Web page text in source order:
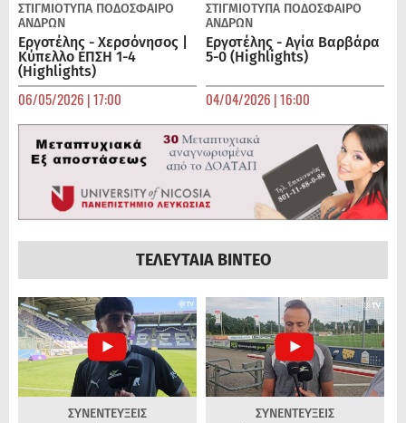
ΣΤΙΓΜΙΟΤΥΠΑ ΠΟΔΌΣΦΑΙΡΟ
ΑΝΔΡΏΝ
Εργοτέλης - Χερσόνησος |
Κύπελλο ΕΠΣΗ 1-4
(Highlights)
06/05/2026 | 17:00
ΣΤΙΓΜΙΟΤΥΠΑ ΠΟΔΌΣΦΑΙΡΟ
ΑΝΔΡΏΝ
Εργοτέλης - Αγία Βαρβάρα
5-0 (Highlights)
04/04/2026 | 16:00
ΤΕΛΕΥΤΑΙΑ ΒΙΝΤΕΟ
ΣΥΝΕΝΤΕΥΞΕΙΣ ΣΥΝΕΝΤΕΥΞΕΙΣ